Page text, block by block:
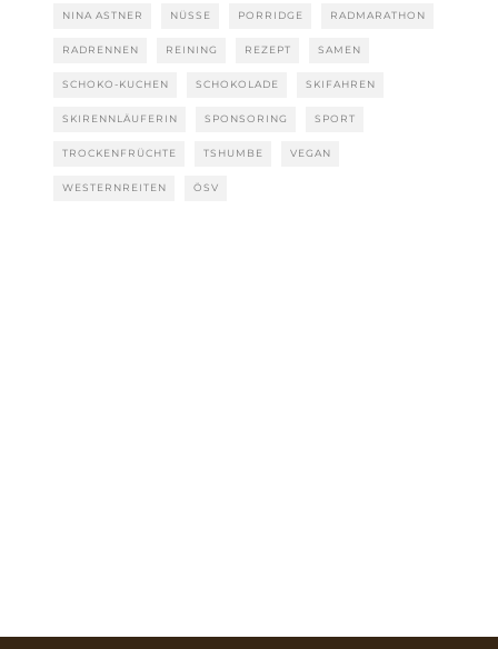
NINA ASTNER NÜSSE PORRIDGE RADMARATHON
RADRENNEN REINING REZEPT SAMEN
SCHOKO-KUCHEN SCHOKOLADE SKIFAHREN
SKIRENNLÄUFERIN SPONSORING SPORT
TROCKENFRÜCHTE TSHUMBE VEGAN
WESTERNREITEN ÖSV